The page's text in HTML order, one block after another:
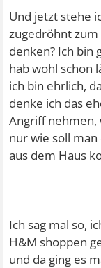
Und jetzt stehe
zugedröhnt
denken? Ich bin
hab wohl schon
ich bin ehrlich,
denke ich das
Angriff nehmen,
nur wie soll
aus dem Haus
Ich sag mal so,
H&M shoppen
und da ging es